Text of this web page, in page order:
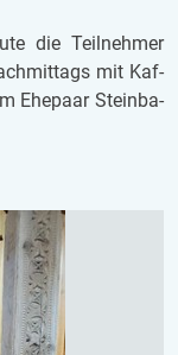
die Teil­neh­mer
mit Kaf­
Ehe­paar Stein­ba­